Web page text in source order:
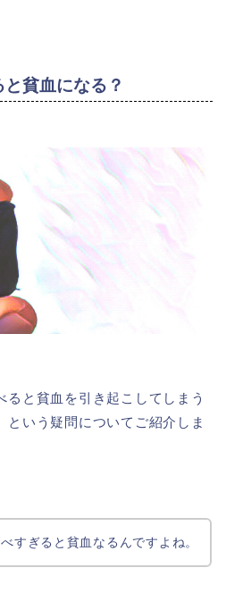
貧血になる？
と貧血を引き起こしてしまう
という疑問についてご紹介しま
すぎると貧血なるんですよね。